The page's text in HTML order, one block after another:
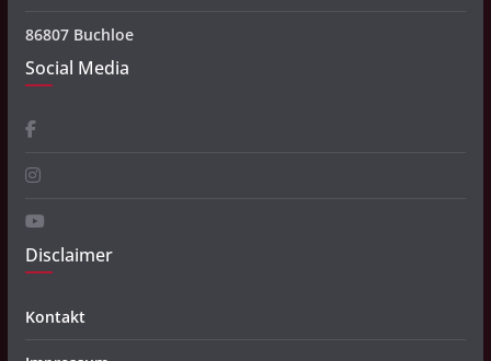
86807 Buchloe
Social Media
Disclaimer
Kontakt